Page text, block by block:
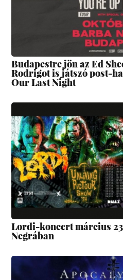
Budapestre jön az Ed
Rodrigot is játszó post-
Our Last Night
Lordi-koncert március
Negrában